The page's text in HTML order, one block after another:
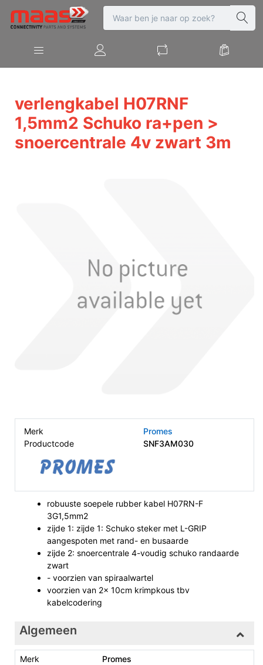
verlengkabel H07RNF
1,5mm2 Schuko ra+pen >
snoercentrale 4v zwart 3m
Merk
Promes
Productcode
SNF3AM030
robuuste soepele rubber kabel H07RN-F
3G1,5mm2
zijde 1: zijde 1: Schuko steker met L-GRIP
aangespoten met rand- en busaarde
zijde 2: snoercentrale 4-voudig schuko randaarde
zwart
- voorzien van spiraalwartel
voorzien van 2x 10cm krimpkous tbv
kabelcodering
Algemeen
Merk
Promes